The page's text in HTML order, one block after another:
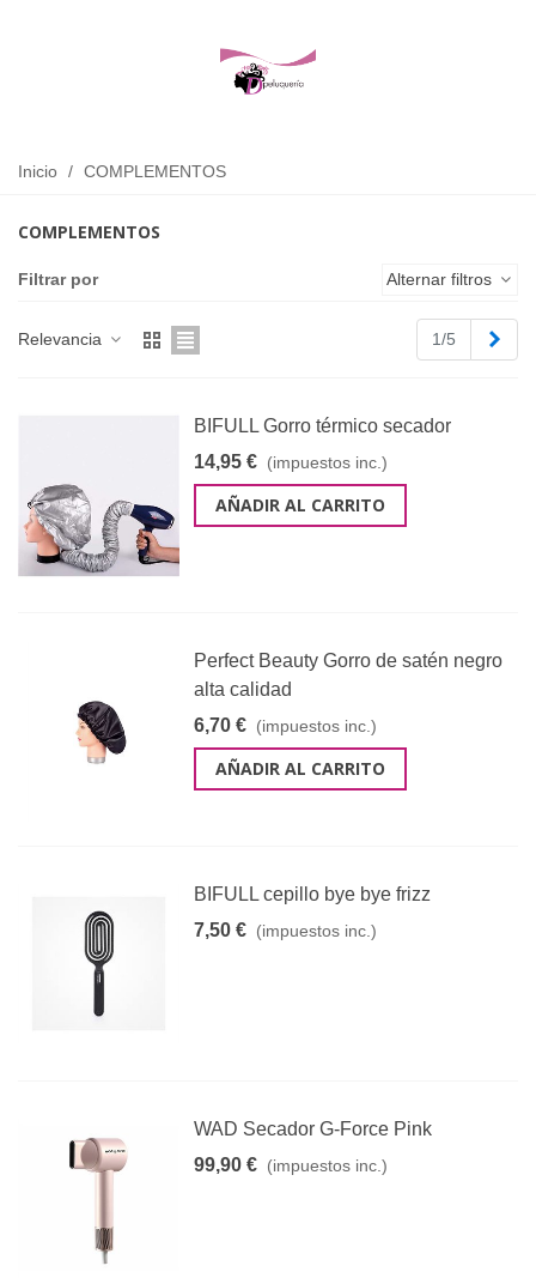
Inicio / COMPLEMENTOS
COMPLEMENTOS
Filtrar por Alternar filtros
Relevancia 1/5
BIFULL Gorro térmico secador
14,95 € (impuestos inc.)
AÑADIR AL CARRITO
Perfect Beauty Gorro de satén negro
alta calidad
6,70 € (impuestos inc.)
AÑADIR AL CARRITO
BIFULL cepillo bye bye frizz
7,50 € (impuestos inc.)
WAD Secador G-Force Pink
99,90 € (impuestos inc.)